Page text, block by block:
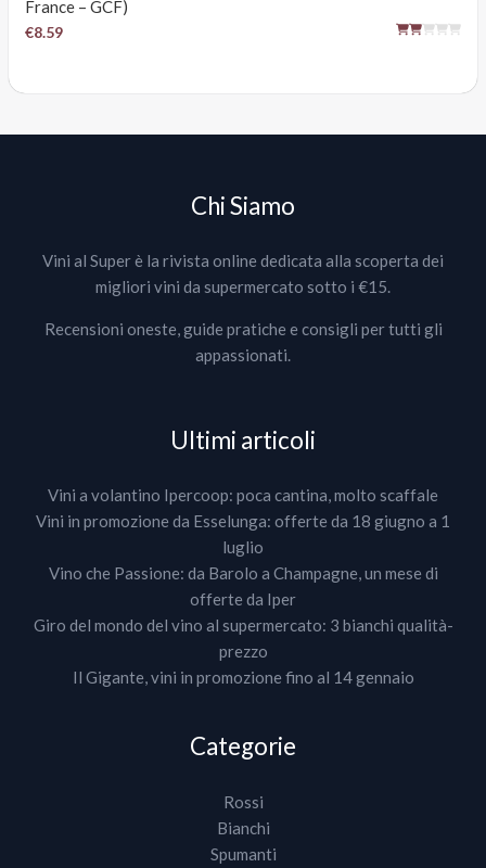
France – GCF)
€8.59
Chi Siamo
Vini al Super è la rivista online dedicata alla scoperta dei
migliori vini da supermercato sotto i €15.
Recensioni oneste, guide pratiche e consigli per tutti gli
appassionati.
Ultimi articoli
Vini a volantino Ipercoop: poca cantina, molto scaffale
Vini in promozione da Esselunga: offerte da 18 giugno a 1
luglio
Vino che Passione: da Barolo a Champagne, un mese di
offerte da Iper
Giro del mondo del vino al supermercato: 3 bianchi qualità-
prezzo
Il Gigante, vini in promozione fino al 14 gennaio
Categorie
Rossi
Bianchi
Spumanti